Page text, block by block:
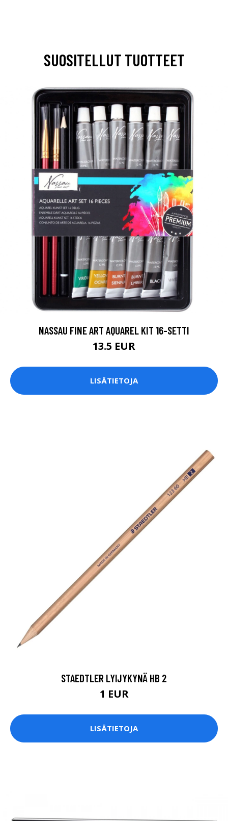
SUOSITELLUT TUOTTEET
NASSAU FINE ART AQUAREL KIT 16-SETTI
13.5 EUR
LISÄTIETOJA
STAEDTLER LYIJYKYNÄ HB 2
1 EUR
LISÄTIETOJA